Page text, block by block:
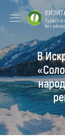
Форум VISIT
ALTAI
Туры
Где
Чем
ВИЗИТ
В